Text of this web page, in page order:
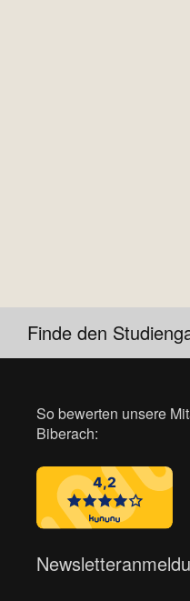
Finde den
So bewerten unsere
Biberach: